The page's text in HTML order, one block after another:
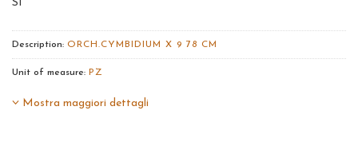
SI
Description: ORCH.CYMBIDIUM X 9 78 CM
Unit of measure: PZ
Mostra maggiori dettagli